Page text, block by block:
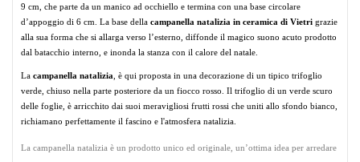
9 cm, che parte da un manico ad occhiello e termina con una base circolare
d’appoggio di 6 cm. La base della campanella natalizia in ceramica di Vietri grazie
alla sua forma che si allarga verso l’esterno, diffonde il magico suono acuto prodotto
dal batacchio interno, e inonda la stanza con il calore del natale.
La campanella natalizia, è qui proposta in una decorazione di un tipico trifoglio
verde, chiuso nella parte posteriore da un fiocco rosso. Il trifoglio di un verde scuro
delle foglie, è arricchito dai suoi meravigliosi frutti rossi che uniti allo sfondo bianco,
richiamano perfettamente il fascino e l'atmosfera natalizia.
La campanella natalizia è un prodotto unico ed originale, un’ottima idea per arredare